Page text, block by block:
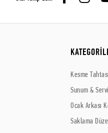
Kesme Tahtası
Sunum &
Ocak Arkası
Saklama